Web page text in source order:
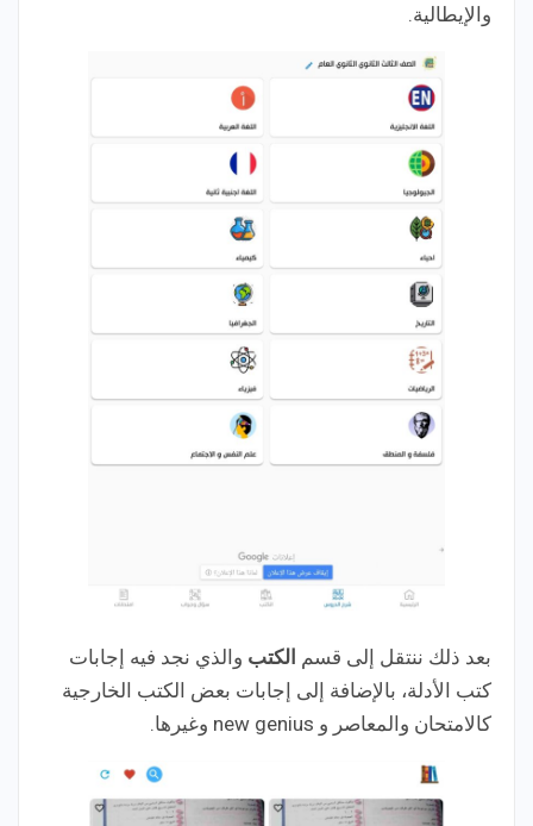
والإيطالية.
بعد ذلك ننتقل إلى قسم الكتب والذي نجد فيه إجابات
كتب الأدلة، بالإضافة إلى إجابات بعض الكتب الخارجية
كالامتحان والمعاصر و new genius وغيرها.